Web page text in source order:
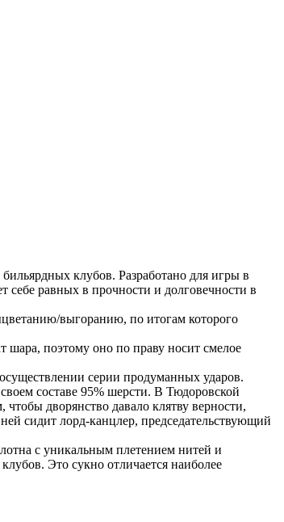
клубов. Разработано для игры в
себе равных в прочности и долговечности в
выгоранию, по итогам которого
шара, поэтому оно по праву носит смелое
серии продуманных ударов.
составе 95% шерсти. В Тюдоровской
дворянство давало клятву верности,
сидит лорд-канцлер, председательствующий
с уникальным плетением нитей и
Это сукно отличается наиболее